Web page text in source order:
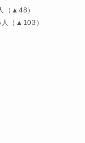
（▲48）
（▲103）